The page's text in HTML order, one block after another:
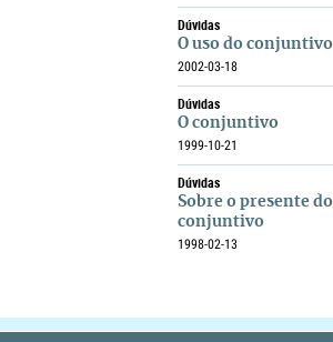
Dúvidas
O uso do conjuntivo
2002-03-18
Dúvidas
O conjuntivo
1999-10-21
Dúvidas
Sobre o presente do
conjuntivo
1998-02-13